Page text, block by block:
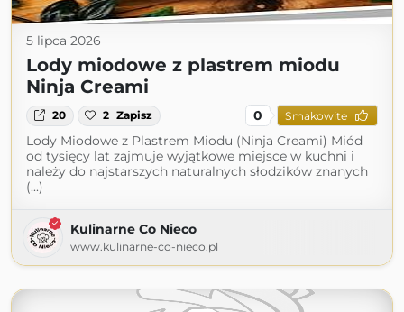
5 lipca 2026
Lody miodowe z plastrem miodu
Ninja Creami
20 2 Zapisz 0 Smakowite
Lody Miodowe z Plastrem Miodu (Ninja Creami) Miód
od tysięcy lat zajmuje wyjątkowe miejsce w kuchni i
należy do najstarszych naturalnych słodzików znanych
(...)
Kulinarne Co Nieco
www.kulinarne-co-nieco.pl